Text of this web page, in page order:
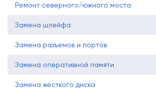
Ремонт северного/южного моста
Замена шлейфа
Замена разъемов и портов
Замена оперативной памяти
Замена жесткого диска